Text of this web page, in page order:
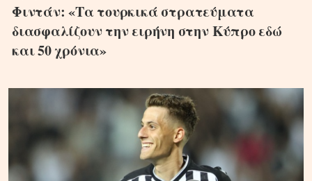
Φιντάν: «Τα τουρκικά στρατεύματα
διασφαλίζουν την ειρήνη στην Κύπρο εδώ
και 50 χρόνια»